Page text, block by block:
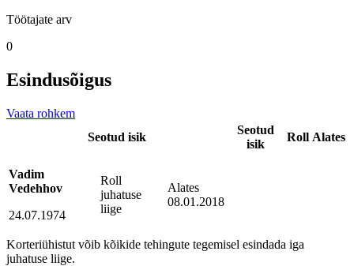
Töötajate arv
0
Esindusõigus
Vaata rohkem
Seotud isik
Seotud
isik
Roll Alates
Vadim
Vedehhov
24.07.1974
Roll
juhatuse
liige
Alates
08.01.2018
Korteriühistut võib kõikide tehingute tegemisel esindada iga
juhatuse liige.